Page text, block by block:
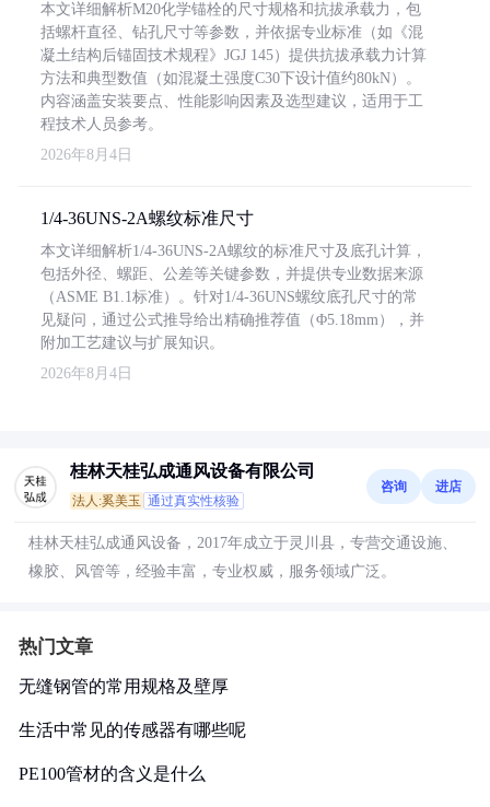
本文详细解析M20化学锚栓的尺寸规格和抗拔承载力，包
括螺杆直径、钻孔尺寸等参数，并依据专业标准（如《混
凝土结构后锚固技术规程》JGJ 145）提供抗拔承载力计算
方法和典型数值（如混凝土强度C30下设计值约80kN）。
内容涵盖安装要点、性能影响因素及选型建议，适用于工
程技术人员参考。
2026年8月4日
1/4-36UNS-2A螺纹标准尺寸
本文详细解析1/4-36UNS-2A螺纹的标准尺寸及底孔计算，
包括外径、螺距、公差等关键参数，并提供专业数据来源
（ASME B1.1标准）。针对1/4-36UNS螺纹底孔尺寸的常
见疑问，通过公式推导给出精确推荐值（Φ5.18mm），并
附加工艺建议与扩展知识。
2026年8月4日
桂林天桂弘成通风设备有限公司
法人:奚美玉 通过真实性核验
咨询 进店
桂林天桂弘成通风设备，2017年成立于灵川县，专营交通设施、
橡胶、风管等，经验丰富，专业权威，服务领域广泛。
热门文章
无缝钢管的常用规格及壁厚
生活中常见的传感器有哪些呢
PE100管材的含义是什么